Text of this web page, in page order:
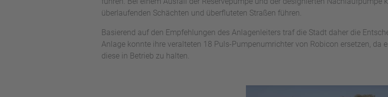
überlaufenden Schächten und überfluteten Straßen führen.
Basierend auf den Empfehlungen des Anlagenleiters traf die Stadt daher die
Anlage konnte ihre veralteten 18 Puls-Pumpenumrichter von Robicon ersetzen, da
diese in Betrieb zu halten.